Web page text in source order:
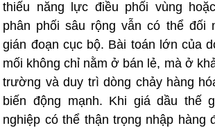
thiếu năng lực điều phối vùng
phân phối sâu rộng vẫn có thể đối
gián đoạn cục bộ. Bài toán lớn của
mối không chỉ nằm ở bán lẻ, mà ở
trường và duy trì dòng chảy hàng
biến động mạnh. Khi giá dầu thế
nghiệp có thể thận trọng nhập hàng